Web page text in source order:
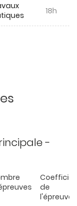
18h
-
de
l'épreuve